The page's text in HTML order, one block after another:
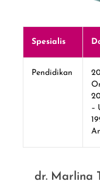
Spesialis
Pendidikan
–
dr. Marlina